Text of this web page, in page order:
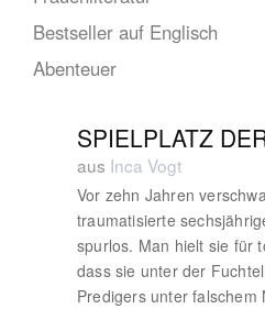
Bestseller auf Englisch
Abenteuer
SPIELPLATZ
aus Inca Vogt
Vor zehn Jahren
traumatisierte
spurlos. Man hielt sie für
dass sie unter der
Predigers unter falschem